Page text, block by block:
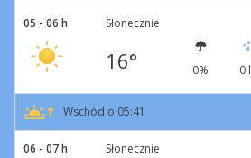
05 - 06 h Słonecznie
16° 0% 0
Wschód o 05:41
06 - 07 h Słonecznie